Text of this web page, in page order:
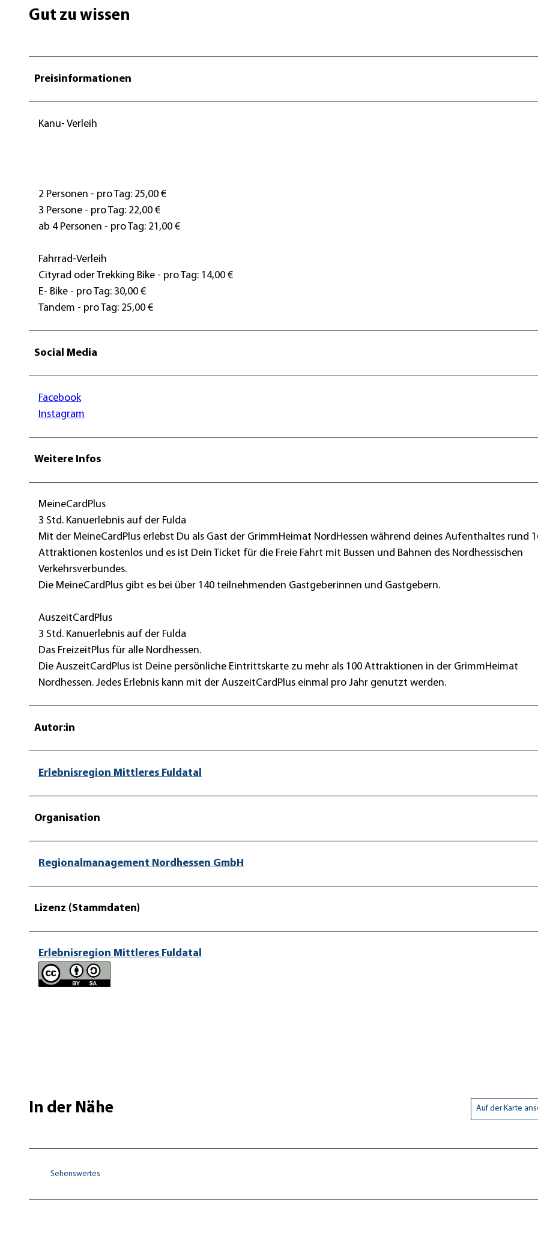
Gut zu wissen
Preisinformationen
Kanu- Verleih
2 Personen - pro Tag: 25,00 €
3 Persone - pro Tag: 22,00 €
ab 4 Personen - pro Tag: 21,00 €
Fahrrad-Verleih
Cityrad oder Trekking Bike - pro Tag: 14,00 €
E- Bike - pro Tag: 30,00 €
Tandem - pro Tag: 25,00 €
Social Media
Facebook
Instagram
Weitere Infos
MeineCardPlus
3 Std. Kanuerlebnis auf der Fulda
Mit der MeineCardPlus erlebst Du als Gast der GrimmHeimat NordHessen während deines Aufenthaltes rund
Attraktionen kostenlos und es ist Dein Ticket für die Freie Fahrt mit Bussen und Bahnen des Nordhessischen
Verkehrsverbundes.
Die MeineCardPlus gibt es bei über 140 teilnehmenden Gastgeberinnen und Gastgebern.
AuszeitCardPlus
3 Std. Kanuerlebnis auf der Fulda
Das FreizeitPlus für alle Nordhessen.
Die AuszeitCardPlus ist Deine persönliche Eintrittskarte zu mehr als 100 Attraktionen in der GrimmHeimat
Nordhessen. Jedes Erlebnis kann mit der AuszeitCardPlus einmal pro Jahr genutzt werden.
Autor:in
Erlebnisregion Mittleres Fuldatal
Organisation
Regionalmanagement Nordhessen GmbH
Lizenz (Stammdaten)
Erlebnisregion Mittleres Fuldatal
In der Nähe Auf der Karte
Sehenswertes